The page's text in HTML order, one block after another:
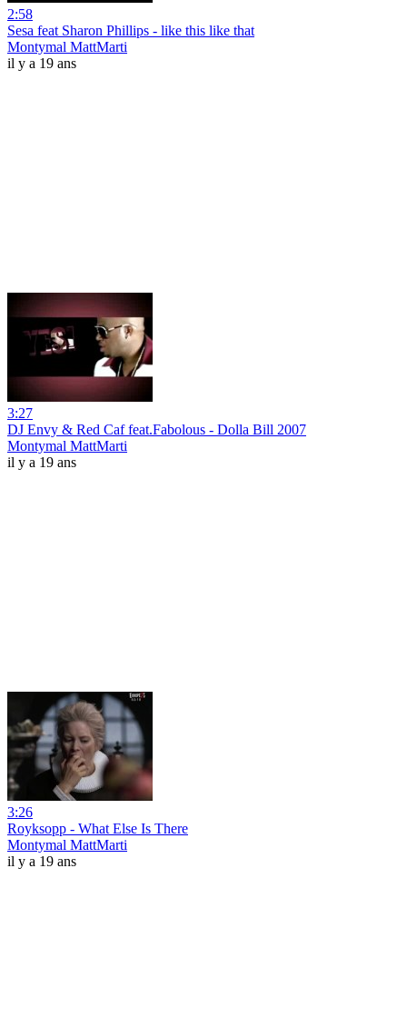
2:58
Sesa feat Sharon Phillips - like this like that
Montymal MattMarti
il y a 19 ans
3:27
DJ Envy & Red Caf feat.Fabolous - Dolla Bill 2007
Montymal MattMarti
il y a 19 ans
3:26
Royksopp - What Else Is There
Montymal MattMarti
il y a 19 ans